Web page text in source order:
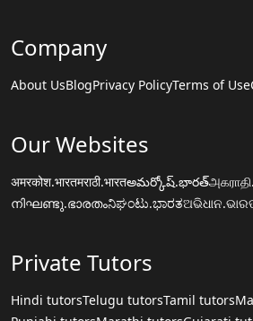
Company
About UsBlogPrivacy PolicyTerms of Use
Our Websites
अमरकोश.भारतमराठी.भारतఅమర్కోష్.భారత్
നിഘണ്ടു.ഭാരതംನಿಘಂಟು.ಭಾರತ
Private Tutors
Hindi tutorsTelugu tutorsTamil tutors